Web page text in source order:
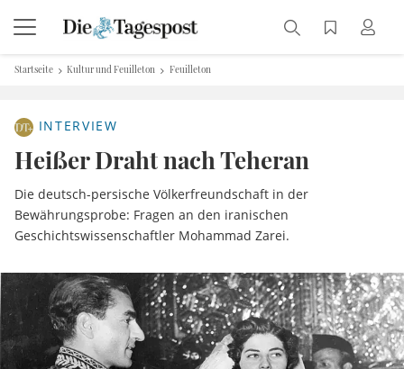
Startseite Kultur und Feuilleton Feuilleton
INTERVIEW
Heißer Draht nach Teheran
Die deutsch-persische Völkerfreundschaft in der
Bewährungsprobe: Fragen an den iranischen
Geschichtswissenschaftler Mohammad Zarei.